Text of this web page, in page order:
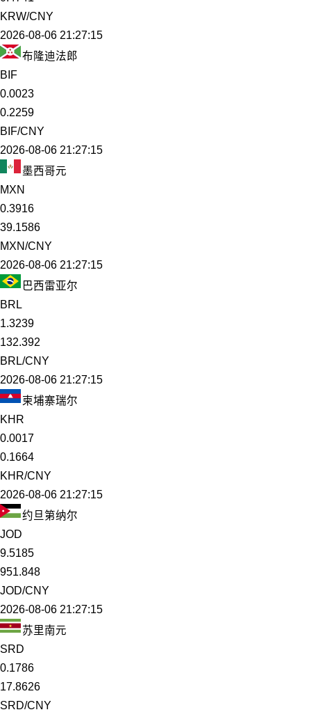
KRW/CNY
2026-08-06 21:27:15
布隆迪法郎
BIF
0.0023
0.2259
BIF/CNY
2026-08-06 21:27:15
墨西哥元
MXN
0.3916
39.1586
MXN/CNY
2026-08-06 21:27:15
巴西雷亚尔
BRL
1.3239
132.392
BRL/CNY
2026-08-06 21:27:15
柬埔寨瑞尔
KHR
0.0017
0.1664
KHR/CNY
2026-08-06 21:27:15
约旦第纳尔
JOD
9.5185
951.848
JOD/CNY
2026-08-06 21:27:15
苏里南元
SRD
0.1786
17.8626
SRD/CNY